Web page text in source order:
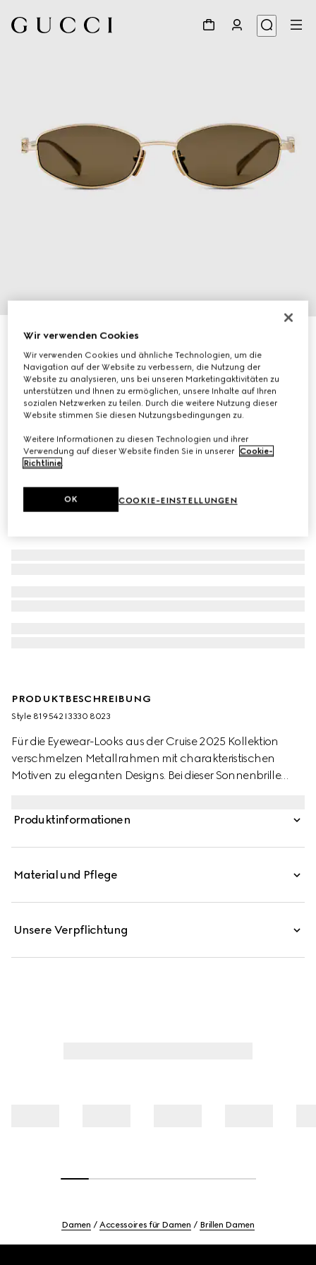
Sonnenbrille mit ovalem Rahmen
€ 390
Variantengoldfarben
PRODUKTBESCHREIBUNG
Style ‎819542 I3330 8023
Für die Eyewear-Looks aus der Cruise 2025 Kollektion
verschmelzen Metallrahmen mit charakteristischen
Motiven zu eleganten Designs. Bei dieser Sonnenbrille
Produktinformationen
Material und Pflege
Unsere Verpflichtung
Damen Accessoires für Damen Brillen Damen
Wir verwenden Cookies
Wir verwenden Cookies und ähnliche Technologien, um die
Navigation auf der Website zu verbessern, die Nutzung der
Website zu analysieren, uns bei unseren Marketingaktivitäten zu
unterstützen und Ihnen zu ermöglichen, unsere Inhalte auf Ihren
sozialen Netzwerken zu teilen. Durch die weitere Nutzung dieser
Website stimmen Sie diesen Nutzungsbedingungen zu.
Weitere Informationen zu diesen Technologien und ihrer
Verwendung auf dieser Website finden Sie in unserer Cookie-
Richtlinie.
COOKIE-EINSTELLUNGEN
OK